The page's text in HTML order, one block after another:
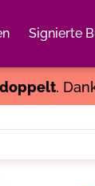
Signierte
doppelt.